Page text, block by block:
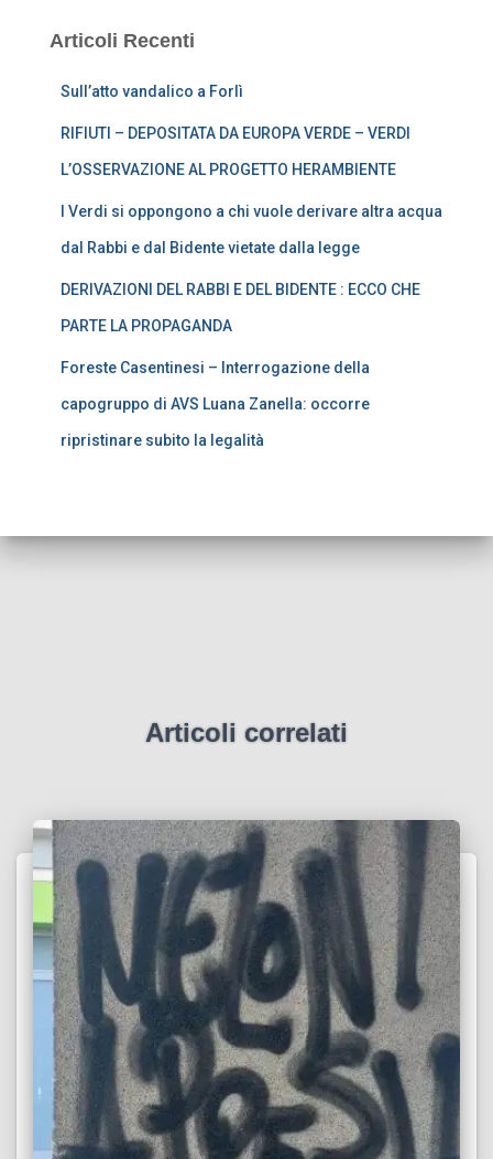
Articoli Recenti
Sull’atto vandalico a Forlì
RIFIUTI – DEPOSITATA DA EUROPA VERDE – VERDI
L’OSSERVAZIONE AL PROGETTO HERAMBIENTE
I Verdi si oppongono a chi vuole derivare altra acqua
dal Rabbi e dal Bidente vietate dalla legge
DERIVAZIONI DEL RABBI E DEL BIDENTE : ECCO CHE
PARTE LA PROPAGANDA
Foreste Casentinesi – Interrogazione della
capogruppo di AVS Luana Zanella: occorre
ripristinare subito la legalità
Articoli correlati